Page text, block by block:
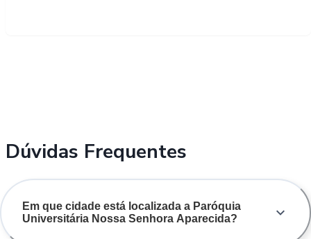
Dúvidas Frequentes
Em que cidade está localizada a Paróquia
Universitária Nossa Senhora Aparecida?